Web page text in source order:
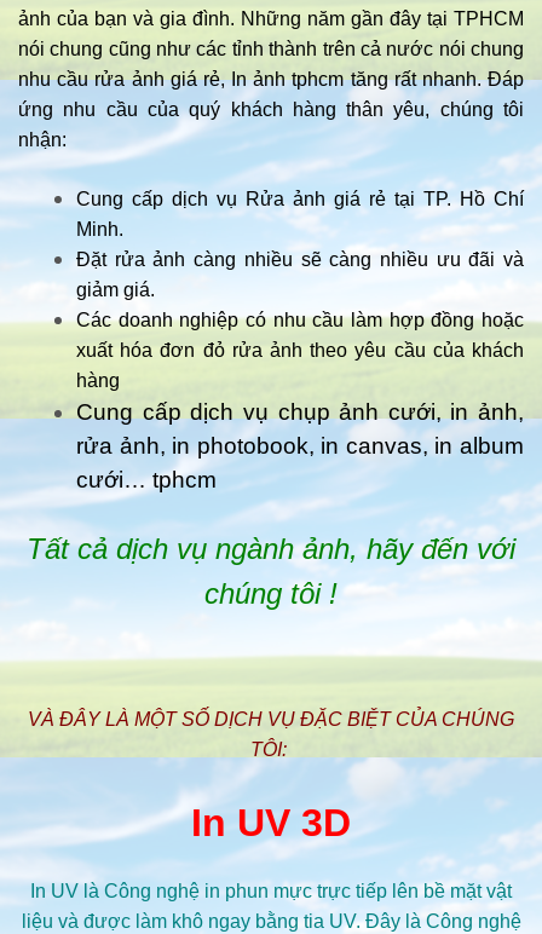
ảnh của bạn và gia đình. Những năm gần đây tại TPHCM
nói chung cũng như các tỉnh thành trên cả nước nói chung
nhu cầu rửa ảnh giá rẻ, In ảnh tphcm tăng rất nhanh. Đáp
ứng nhu cầu của quý khách hàng thân yêu, chúng tôi
nhận:
Cung cấp dịch vụ Rửa ảnh giá rẻ tại TP. Hồ Chí
Minh.
Đặt rửa ảnh càng nhiều sẽ càng nhiều ưu đãi và
giảm giá.
Các doanh nghiệp có nhu cầu làm hợp đồng hoặc
xuất hóa đơn đỏ rửa ảnh theo yêu cầu của khách
hàng
Cung cấp dịch vụ chụp ảnh cưới, in ảnh,
rửa ảnh, in photobook, in canvas, in album
cưới… tphcm
Tất cả dịch vụ ngành ảnh, hãy đến với
chúng tôi !
VÀ ĐÂY LÀ MỘT SỐ DỊCH VỤ ĐẶC BIỆT CỦA CHÚNG
TÔI:
In UV 3D
In UV là Công nghệ in phun mực trực tiếp lên bề mặt vật
liệu và được làm khô ngay bằng tia UV. Đây là Công nghệ